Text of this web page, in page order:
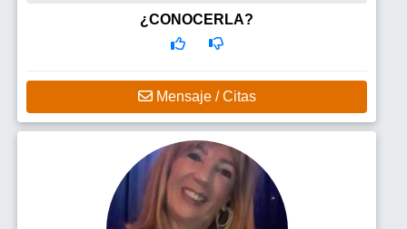
¿CONOCERLA?
Mensaje / Citas